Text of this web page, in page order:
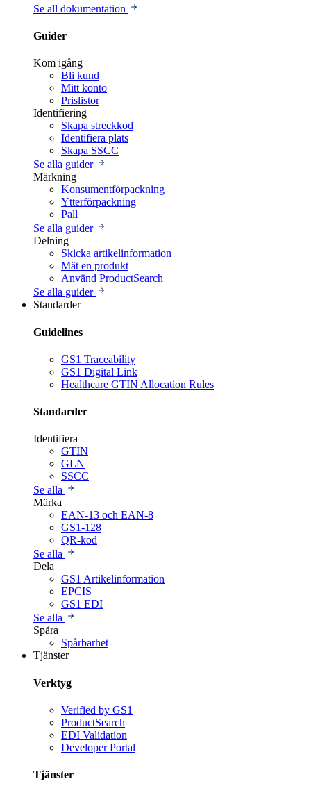
Se all dokumentation
Guider
Kom igång
Bli kund
Mitt konto
Prislistor
Identifiering
Skapa streckkod
Identifiera plats
Skapa SSCC
Se alla guider
Märkning
Konsumentförpackning
Ytterförpackning
Pall
Se alla guider
Delning
Skicka artikelinformation
Mät en produkt
Använd ProductSearch
Se alla guider
Standarder
Guidelines
GS1 Traceability
GS1 Digital Link
Healthcare GTIN Allocation Rules
Standarder
Identifiera
GTIN
GLN
SSCC
Se alla
Märka
EAN-13 och EAN-8
GS1-128
QR-kod
Se alla
Dela
GS1 Artikelinformation
EPCIS
GS1 EDI
Se alla
Spåra
Spårbarhet
Tjänster
Verktyg
Verified by GS1
ProductSearch
EDI Validation
Developer Portal
Tjänster